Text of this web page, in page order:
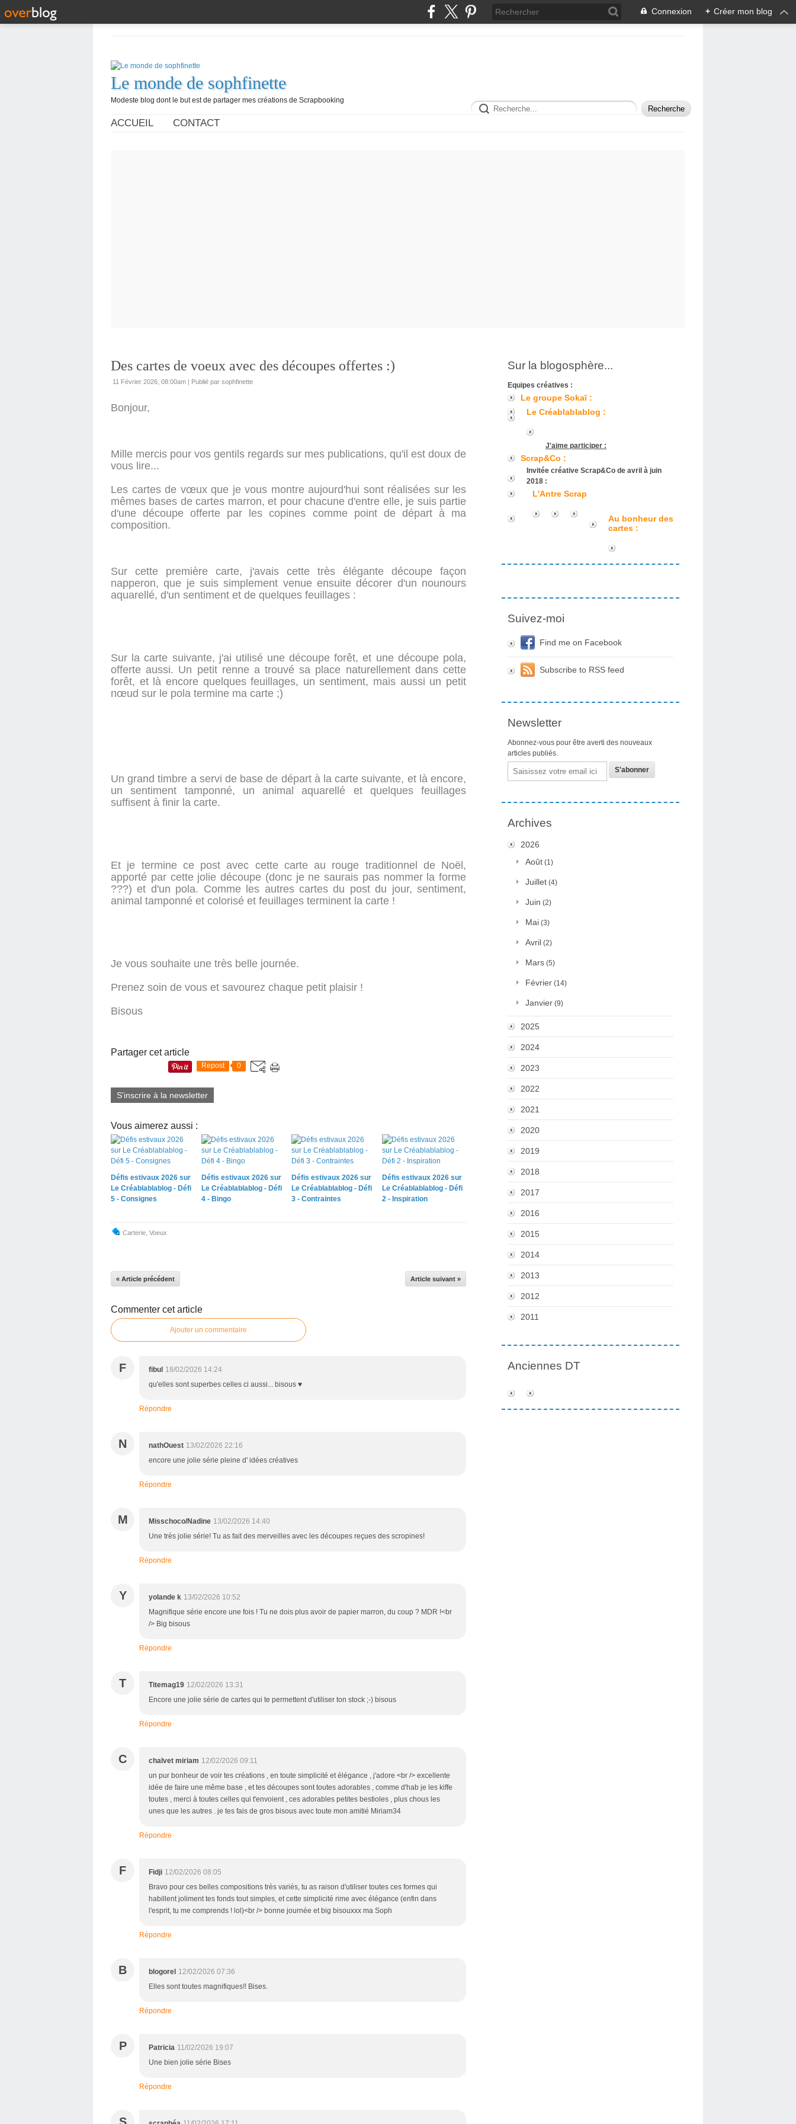
Connexion + Créer mon blog
Le monde de sophfinette
Modeste blog dont le but est de partager mes créations de Scrapbooking
ACCUEIL CONTACT
Des cartes de voeux avec des découpes offertes :)
11 Février 2026, 08:00am | Publié par sophfinette
Bonjour,
Mille mercis pour vos gentils regards sur mes publications, qu'il est doux de
vous lire...
Les cartes de vœux que je vous montre aujourd'hui sont réalisées sur les
mêmes bases de cartes marron, et pour chacune d'entre elle, je suis partie
d'une découpe offerte par les copines comme point de départ à ma
composition.
Sur cette première carte, j'avais cette très élégante découpe façon
napperon, que je suis simplement venue ensuite décorer d'un nounours
aquarellé, d'un sentiment et de quelques feuillages :
Sur la carte suivante, j'ai utilisé une découpe forêt, et une découpe pola,
offerte aussi. Un petit renne a trouvé sa place naturellement dans cette
forêt, et là encore quelques feuillages, un sentiment, mais aussi un petit
nœud sur le pola termine ma carte ;)
Un grand timbre a servi de base de départ à la carte suivante, et là encore,
un sentiment tamponné, un animal aquarellé et quelques feuillages
suffisent à finir la carte.
Et je termine ce post avec cette carte au rouge traditionnel de Noël,
apporté par cette jolie découpe (donc je ne saurais pas nommer la forme
???) et d'un pola. Comme les autres cartes du post du jour, sentiment,
animal tamponné et colorisé et feuillages terminent la carte !
Je vous souhaite une très belle journée.
Prenez soin de vous et savourez chaque petit plaisir !
Bisous
Partager cet article
Repost 0
S'inscrire à la newsletter
Vous aimerez aussi :
Défis estivaux 2026 sur
Le Créablablablog - Défi
5 - Consignes
Défis estivaux 2026 sur
Le Créablablablog - Défi
4 - Bingo
Défis estivaux 2026 sur
Le Créablablablog - Défi
3 - Contraintes
Défis estivaux 2026 sur
Le Créablablablog - Défi
2 - Inspiration
Carterie Voeux
« Article précédent Article suivant »
Commenter cet article
Ajouter un commentaire
F fibul 18/02/2026 14:24
qu'elles sont superbes celles ci aussi... bisous ♥
Répondre
N nathOuest 13/02/2026 22:16
encore une jolie série pleine d' idées créatives
Répondre
M Misschoco/Nadine 13/02/2026 14:40
Une très jolie série! Tu as fait des merveilles avec les découpes reçues des scropines!
Répondre
Y yolande k 13/02/2026 10:52
Magnifique série encore une fois ! Tu ne dois plus avoir de papier marron, du coup ? MDR !<br
/> Big bisous
Répondre
T Titemag19 12/02/2026 13:31
Encore une jolie série de cartes qui te permettent d'utiliser ton stock ;-) bisous
Répondre
C chalvet miriam 12/02/2026 09:11
un pur bonheur de voir tes créations , en toute simplicité et élégance , j'adore <br /> excellente
idée de faire une même base , et tes découpes sont toutes adorables , comme d'hab je les kiffe
toutes , merci à toutes celles qui t'envoient , ces adorables petites bestioles , plus chous les
unes que les autres . je tes fais de gros bisous avec toute mon amitié Miriam34
Répondre
F Fidji 12/02/2026 08:05
Bravo pour ces belles compositions très variés, tu as raison d'utiliser toutes ces formes qui
habillent joliment tes fonds tout simples, et cette simplicité rime avec élégance (enfin dans
l'esprit, tu me comprends ! lol)<br /> bonne journée et big bisouxxx ma Soph
Répondre
B blogorel 12/02/2026 07:36
Elles sont toutes magnifiques!! Bises.
Répondre
P Patricia 11/02/2026 19:07
Une bien jolie série Bises
Répondre
Sur la blogosphère...
Equipes créatives :
Le groupe Sokaï :
Le Créablablablog :
J'aime participer :
Scrap&Co :
Invitée créative Scrap&Co de avril à juin
2018 :
L'Antre Scrap
Au bonheur des
cartes :
Suivez-moi
Find me on Facebook
Subscribe to RSS feed
Newsletter
Abonnez-vous pour être averti des nouveaux
articles publiés.
Email
Archives
2026
Août (1)
Juillet (4)
Juin (2)
Mai (3)
Avril (2)
Mars (5)
Février (14)
Janvier (9)
2025
2024
2023
2022
2021
2020
2019
2018
2017
2016
2015
2014
2013
2012
2011
Anciennes DT